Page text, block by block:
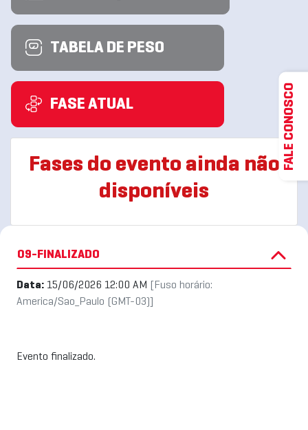
TABELA DE PESO
FASE ATUAL
Fases do evento ainda não
disponíveis
09-FINALIZADO
Data: 15/06/2026 12:00 AM
[Fuso horário:
America/Sao_Paulo (GMT-03)]
Evento finalizado.
FALE CONOSCO